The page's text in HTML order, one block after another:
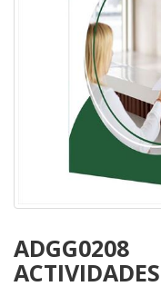
ADGG0208
ACTIVIDADES